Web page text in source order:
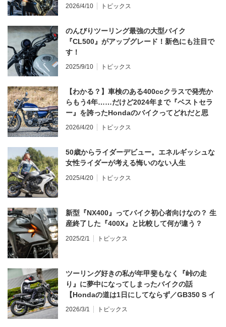
てならず／CB1000F ①第一印象 編】
2026/4/10 トピックス
のんびりツーリング最強の大型バイク
『CL500』がアップグレード！新色にも注目で
す！
2025/9/10 トピックス
【わかる？】車検のある400ccクラスで発売か
らもう4年……だけど2024年まで『ベストセラ
ー』を誇ったHondaのバイクってどれだと思
う？
2026/4/20 トピックス
50歳からライダーデビュー。エネルギッシュな
女性ライダーが考える悔いのない人生
2025/4/20 トピックス
新型『NX400』ってバイク初心者向けなの？ 生
産終了した『400X』と比較して何が違う？
2025/2/1 トピックス
ツーリング好きの私が年甲斐もなく『峠の走
り』に夢中になってしまったバイクの話
【Hondaの道は1日にしてならず／GB350 S イ
ンプレ・レビュー 前編】
2026/3/1 トピックス